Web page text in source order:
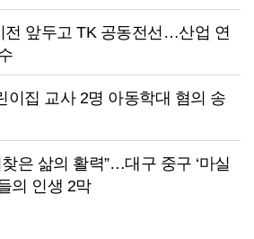
전 앞두고 TK 공동전선…산업 연
이집 교사 2명 아동학대 혐의 송
은 삶의 활력”…대구 중구 ‘마실
의 인생 2막